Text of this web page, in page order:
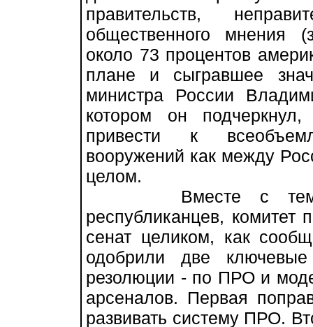
правительств,
общественного мнения
около 73 процентов
плане и сыгравшее
министра России
котором он
привести к
вооружений как между
целом.
Вместе с тем,
республиканцев,
сенат целиком, как
одобрили две ключевые
резолюции - по ПРО и
арсеналов. Первая
развивать систему ПРО.